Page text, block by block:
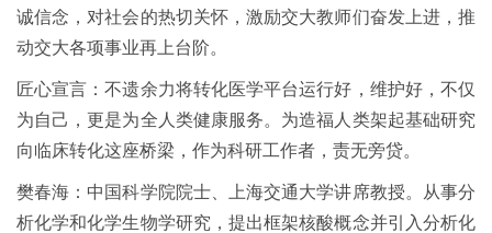
诚信念，对社会的热切关怀，激励交大教师们奋发上进，推
动交大各项事业再上台阶。
匠心宣言：不遗余力将转化医学平台运行好，维护好，不仅
为自己，更是为全人类健康服务。为造福人类架起基础研究
向临床转化这座桥梁，作为科研工作者，责无旁贷。
樊春海：中国科学院院士、上海交通大学讲席教授。从事分
析化学和化学生物学研究，提出框架核酸概念并引入分析化